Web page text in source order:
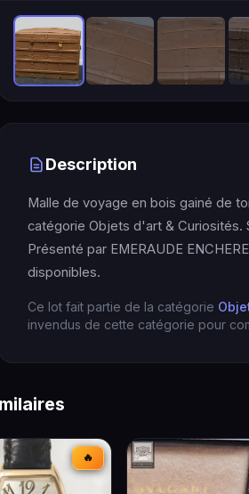
Description
Malle de voyage en bois gainé de
catégorie Objets d'art &
Présenté par EMERAUDE
disponibles.
Ce lot fait partie de la catégorie
invendus de cette catégorie pour
🔥